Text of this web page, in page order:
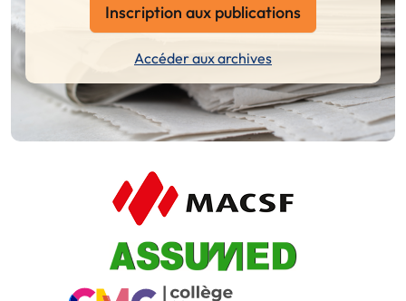
Inscription aux publications
Accéder aux archives